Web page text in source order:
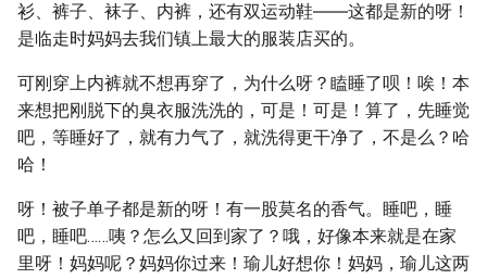
衫、裤子、袜子、内裤，还有双运动鞋――这都是新的呀！
是临走时妈妈去我们镇上最大的服装店买的。
可刚穿上内裤就不想再穿了，为什么呀？瞌睡了呗！唉！本
来想把刚脱下的臭衣服洗洗的，可是！可是！算了，先睡觉
吧，等睡好了，就有力气了，就洗得更干净了，不是么？哈
哈！
呀！被子单子都是新的呀！有一股莫名的香气。睡吧，睡
吧，睡吧……咦？怎么又回到家了？哦，好像本来就是在家
里呀！妈妈呢？妈妈你过来！瑜儿好想你！妈妈，瑜儿这两